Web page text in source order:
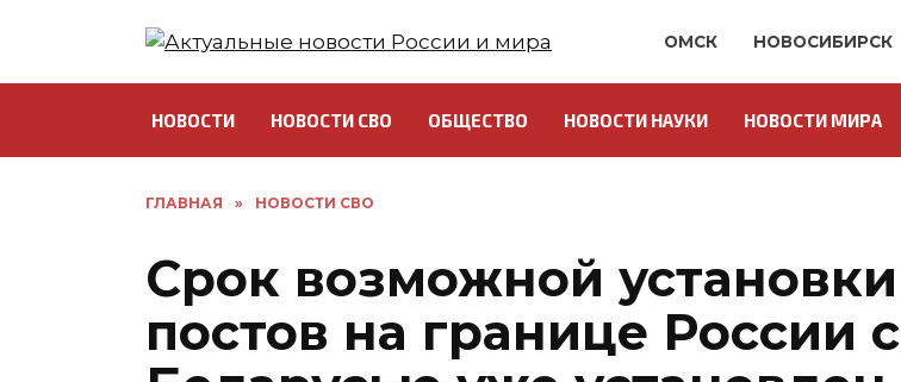
ОМСК НОВОСИБИРСК
НОВОСТИ НОВОСТИ СВО ОБЩЕСТВО НОВОСТИ НАУКИ НОВОСТИ МИРА
ГЛАВНАЯ » НОВОСТИ СВО
Срок возможной установки
постов на границе России с